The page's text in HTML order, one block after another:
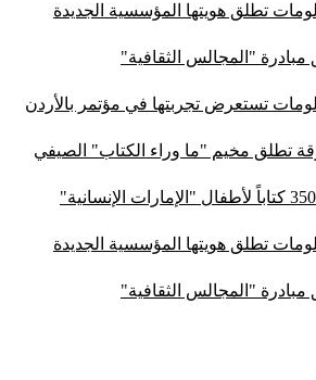
تطلق هويتها المؤسسية الجديدة
مبادرة "المجالس الثقافية"
تستعرض تجربتها في مؤتمر بالأردن
تطلق مخيم "ما وراء الكتاب" الصيفي
تطلق هويتها المؤسسية الجديدة
مبادرة "المجالس الثقافية"